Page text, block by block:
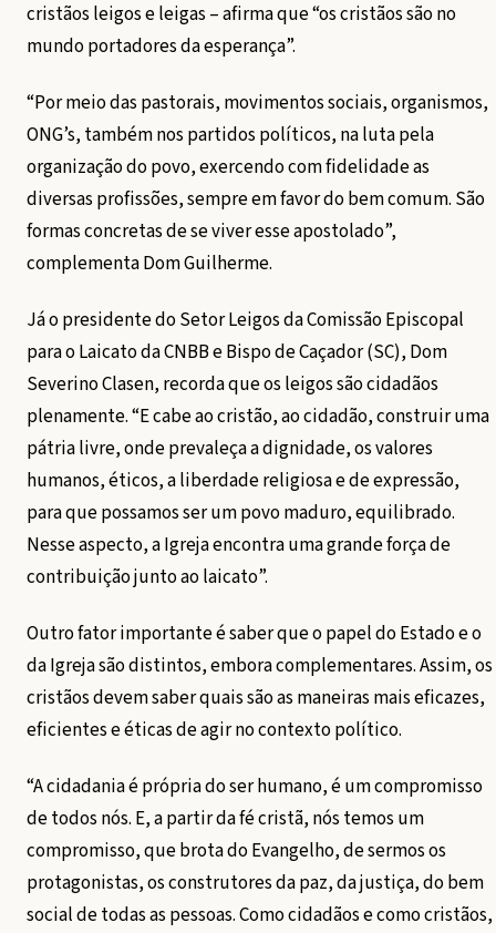
cristãos leigos e leigas – afirma que “os cristãos são no
mundo portadores da esperança”.
“Por meio das pastorais, movimentos sociais, organismos,
ONG’s, também nos partidos políticos, na luta pela
organização do povo, exercendo com fidelidade as
diversas profissões, sempre em favor do bem comum. São
formas concretas de se viver esse apostolado”,
complementa Dom Guilherme.
Já o presidente do Setor Leigos da Comissão Episcopal
para o Laicato da CNBB e Bispo de Caçador (SC), Dom
Severino Clasen, recorda que os leigos são cidadãos
plenamente. “E cabe ao cristão, ao cidadão, construir uma
pátria livre, onde prevaleça a dignidade, os valores
humanos, éticos, a liberdade religiosa e de expressão,
para que possamos ser um povo maduro, equilibrado.
Nesse aspecto, a Igreja encontra uma grande força de
contribuição junto ao laicato”.
Outro fator importante é saber que o papel do Estado e o
da Igreja são distintos, embora complementares. Assim, os
cristãos devem saber quais são as maneiras mais eficazes,
eficientes e éticas de agir no contexto político.
“A cidadania é própria do ser humano, é um compromisso
de todos nós. E, a partir da fé cristã, nós temos um
compromisso, que brota do Evangelho, de sermos os
protagonistas, os construtores da paz, da justiça, do bem
social de todas as pessoas. Como cidadãos e como cristãos,